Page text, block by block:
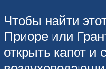
Чтобы найти
Приоре или
открыть капот и